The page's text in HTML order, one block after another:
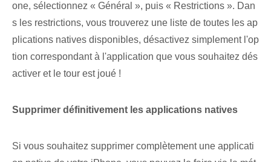
one, sélectionnez « Général », puis « Restrictions ». Dan
s les restrictions, vous trouverez une liste de toutes les ap
plications natives disponibles, désactivez simplement l'op
tion correspondant à l'application que vous souhaitez dés
activer et le tour est joué !
Supprimer définitivement les applications natives
Si vous souhaitez supprimer complètement une applicati